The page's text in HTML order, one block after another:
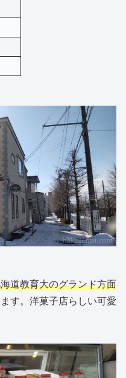
道教育大のグランド方面
す。洋菓子店らしい可愛